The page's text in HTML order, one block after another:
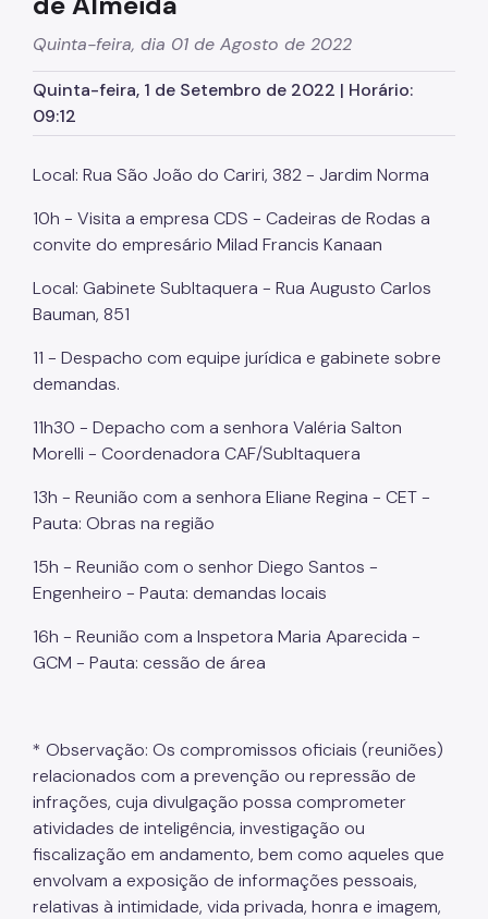
SP Mais Fácil
Zeladoria Urbana
Cata-Bagulho
Termo de Cooperação
Notícias
Quinta-feira, dia 01 de Agosto de 2022
Quinta-feira, 1 de Setembro de 2022 | Horário:
09:12
Local: Rua São João do Cariri, 382 - Jardim Norma
10h - Visita a empresa CDS - Cadeiras de Rodas a
convite do empresário Milad Francis Kanaan
Local: Gabinete SubItaquera - Rua Augusto Carlos
Bauman, 851
11 - Despacho com equipe jurídica e gabinete sobre
demandas.
11h30 - Depacho com a senhora Valéria Salton
Morelli - Coordenadora CAF/SubItaquera
13h - Reunião com a senhora Eliane Regina - CET -
Pauta: Obras na região
15h - Reunião com o senhor Diego Santos -
Engenheiro - Pauta: demandas locais
16h - Reunião com a Inspetora Maria Aparecida -
GCM - Pauta: cessão de área
* Observação: Os compromissos oficiais (reuniões)
relacionados com a prevenção ou repressão de
infrações, cuja divulgação possa comprometer
atividades de inteligência, investigação ou
fiscalização em andamento, bem como aqueles que
envolvam a exposição de informações pessoais,
relativas à intimidade, vida privada, honra e imagem,